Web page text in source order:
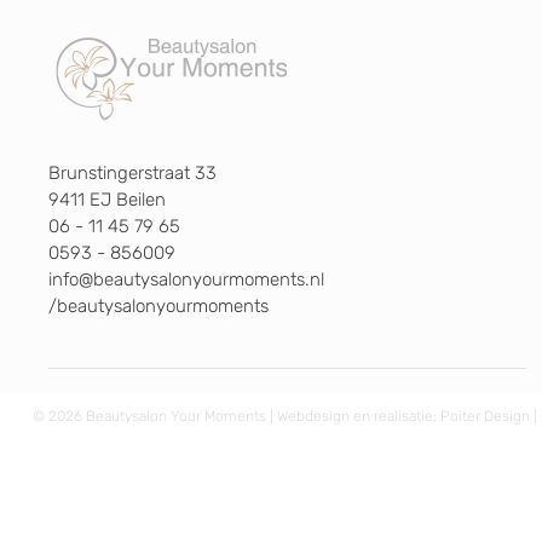
Brunstingerstraat 33
9411 EJ Beilen
06 - 11 45 79 65
0593 - 856009
info@beautysalonyourmoments.nl
/beautysalonyourmoments
© 2026 Beautysalon Your Moments | Webdesign en realisatie: Poiter Design